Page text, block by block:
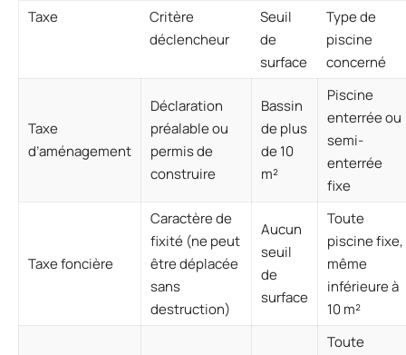
Taxe
Critère
déclencheur
Seuil
de
surface
Type de
piscine
concerné
Taxe
d’aménagement
Déclaration
préalable ou
permis de
construire
Bassin
de plus
de 10
m²
Piscine
enterrée ou
semi-
enterrée
fixe
Taxe foncière
Caractère de
fixité (ne peut
être déplacée
sans
destruction)
Aucun
seuil
de
surface
Toute
piscine fixe,
même
inférieure à
10 m²
Toute